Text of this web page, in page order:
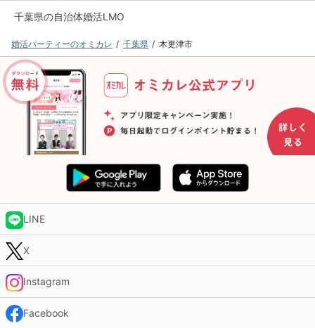
千葉県の自治体婚活LMO
婚活パーティーのオミカレ 千葉県 木更津市
LINE
X
Instagram
Facebook